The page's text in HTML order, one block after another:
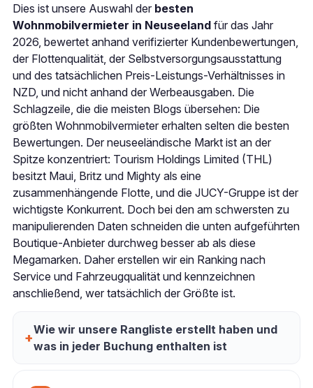
Dies ist unsere Auswahl der besten
Wohnmobilvermieter in Neuseeland für das Jahr
2026, bewertet anhand verifizierter Kundenbewertungen,
der Flottenqualität, der Selbstversorgungsausstattung
und des tatsächlichen Preis-Leistungs-Verhältnisses in
NZD, und nicht anhand der Werbeausgaben. Die
Schlagzeile, die die meisten Blogs übersehen: Die
größten Wohnmobilvermieter erhalten selten die besten
Bewertungen. Der neuseeländische Markt ist an der
Spitze konzentriert: Tourism Holdings Limited (THL)
besitzt Maui, Britz und Mighty als eine
zusammenhängende Flotte, und die JUCY-Gruppe ist der
wichtigste Konkurrent. Doch bei den am schwersten zu
manipulierenden Daten schneiden die unten aufgeführten
Boutique-Anbieter durchweg besser ab als diese
Megamarken. Daher erstellen wir ein Ranking nach
Service und Fahrzeugqualität und kennzeichnen
anschließend, wer tatsächlich der Größte ist.
Wie wir unsere Rangliste erstellt haben und
was in jeder Buchung enthalten ist